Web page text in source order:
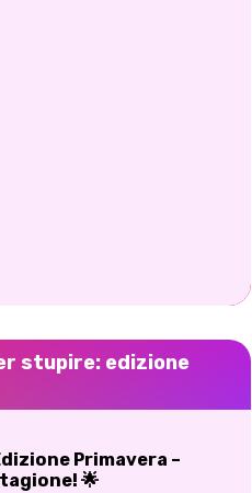
stupire: edizione
Primavera –
🌟